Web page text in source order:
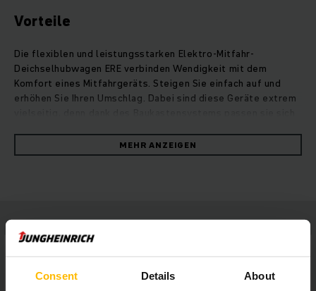
Consent Details About
Vorteile
Die flexiblen und leistungsstarken Elektro-Mitfahr-
Deichselhubwagen ERE verbinden Wendigkeit mit dem
Komfort eines Mitfahrgeräts. Steigen Sie einfach auf und
erhöhen Sie Ihren Umschlag. Dabei sind diese Geräte extrem
über zusätzliche Sicherheit bis hin zur Ausstattung für den
Außeneinsatz können sie bei diesen Fahrzeugen zahlreiche
hohe Geschwindigkeit und Beschleunigung erlangen die ERE
durch ein leistungsstarkes Antriebskonzept für eine
maximale Umschlagleistung bei bis zu 33 Prozent
Energieeinsparung. Unsere Drehstrommotoren liefern Ihnen
dabei hohe Performance und schnelle Reaktionsfähigkeit,
MEHR ANZEIGEN